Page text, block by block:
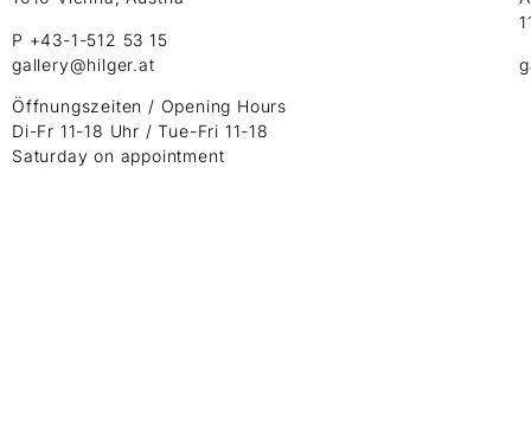
P +43-1-512 53 15
gallery@hilger.at
Öffnungszeiten / Opening Hours
Di-Fr 11-18 Uhr / Tue-Fri 11-18
Saturday on appointment